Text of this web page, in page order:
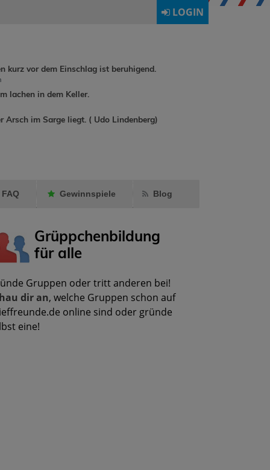
LOGIN
rebuat1974hat
kurz vor dem Einschlag ist beruhigend.
lachen in dem Keller.
Arsch im Sarge liegt. ( Udo Lindenberg)
FAQ Gewinnspiele Blog
Grüppchenbildung
für alle
Gruppen oder tritt anderen bei!
dir an, welche Gruppen schon auf
online sind oder gründe
eine!